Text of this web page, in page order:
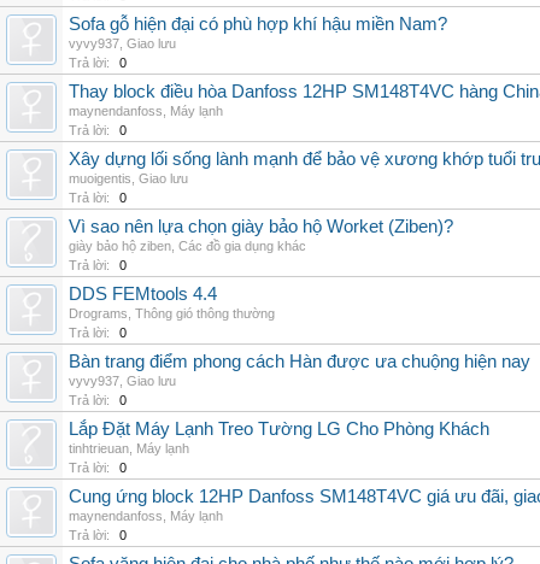
Sofa gỗ hiện đại có phù hợp khí hậu miền Nam?
vyvy937 Giao lưu
Trả lời:
0
Thay block điều hòa Danfoss 12HP SM148T4VC hàng
maynendanfoss
Máy lạnh
Trả lời:
0
Xây dựng lối sống lành mạnh để bảo vệ xương khớp tuổi
muoigentis Giao lưu
Trả lời:
0
Vì sao nên lựa chọn giày bảo hộ Worket (Ziben)?
giày bảo hộ ziben Các đồ gia dụng khác
Trả lời:
0
DDS FEMtools 4.4
Drograms Thông gió thông thường
Trả lời:
0
Bàn trang điểm phong cách Hàn được ưa chuộng hiện nay
vyvy937 Giao lưu
Trả lời:
0
Lắp Đặt Máy Lạnh Treo Tường LG Cho Phòng Khách
tinhtrieuan Máy lạnh
Trả lời:
0
Cung ứng block 12HP Danfoss SM148T4VC giá ưu đãi,
maynendanfoss
Máy lạnh
Trả lời:
0